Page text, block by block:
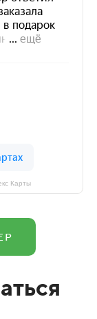
Карты